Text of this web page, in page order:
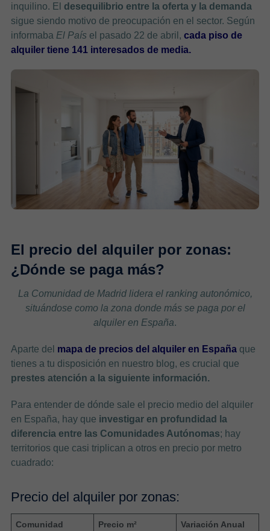
inquilino. El desequilibrio entre la oferta y la demanda
sigue siendo motivo de preocupación en el sector. Según
informaba El Paísel pasado 22 de abril, cada piso de
alquiler tiene 141 interesados de media.
El precio del alquiler por zonas:
¿Dónde se paga más?
La Comunidad de Madrid lidera el ranking autonómico,
situándose como la zona donde más se paga por el
alquiler en España.
Aparte del mapa de precios del alquiler en Españaque
tienes a tu disposición en nuestro blog, es crucial que
prestes atención a la siguiente información.
Para entender de dónde sale el precio medio del alquiler
en España, hay que investigar en profundidad la
diferencia entre las Comunidades Autónomas; hay
territorios que casi triplican a otros en precio por metro
cuadrado:
Precio del alquiler por zonas:
Comunidad
Precio m² Variación Anual